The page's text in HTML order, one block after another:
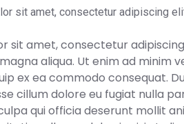
sit amet, consectetur adipiscing
sit amet, consectetur
aliqua. Ut enim ad minim
ex ea commodo consequat.
cillum dolore eu fugiat nulla
qui officia deserunt mollit